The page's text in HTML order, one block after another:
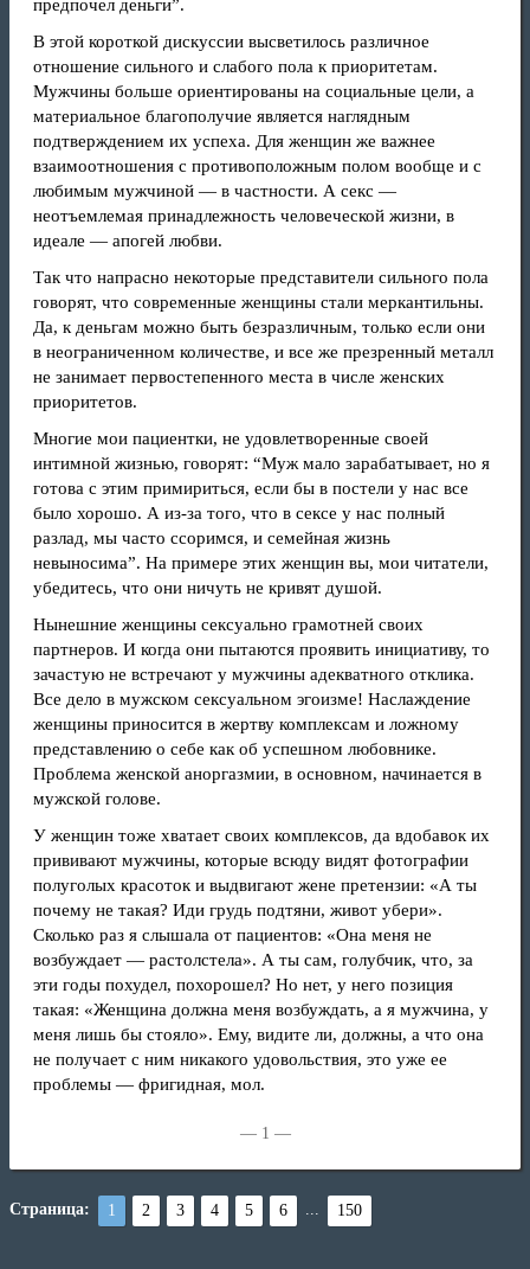
предпочел деньги”.
В этой короткой дискуссии высветилось различное
отношение сильного и слабого пола к приоритетам.
Мужчины больше ориентированы на социальные цели, а
материальное благополучие является наглядным
подтверждением их успеха. Для женщин же важнее
взаимоотношения с противоположным полом вообще и с
любимым мужчиной — в частности. А секс —
неотъемлемая принадлежность человеческой жизни, в
идеале — апогей любви.
Так что напрасно некоторые представители сильного пола
говорят, что современные женщины стали меркантильны.
Да, к деньгам можно быть безразличным, только если они
в неограниченном количестве, и все же презренный металл
не занимает первостепенного места в числе женских
приоритетов.
Многие мои пациентки, не удовлетворенные своей
интимной жизнью, говорят: “Муж мало зарабатывает, но я
готова с этим примириться, если бы в постели у нас все
было хорошо. А из-за того, что в сексе у нас полный
разлад, мы часто ссоримся, и семейная жизнь
невыносима”. На примере этих женщин вы, мои читатели,
убедитесь, что они ничуть не кривят душой.
Нынешние женщины сексуально грамотней своих
партнеров. И когда они пытаются проявить инициативу, то
зачастую не встречают у мужчины адекватного отклика.
Все дело в мужском сексуальном эгоизме! Наслаждение
женщины приносится в жертву комплексам и ложному
представлению о себе как об успешном любовнике.
Проблема женской аноргазмии, в основном, начинается в
мужской голове.
У женщин тоже хватает своих комплексов, да вдобавок их
прививают мужчины, которые всюду видят фотографии
полуголых красоток и выдвигают жене претензии: «А ты
почему не такая? Иди грудь подтяни, живот убери».
Сколько раз я слышала от пациентов: «Она меня не
возбуждает — растолстела». А ты сам, голубчик, что, за
эти годы похудел, похорошел? Но нет, у него позиция
такая: «Женщина должна меня возбуждать, а я мужчина, у
меня лишь бы стояло». Ему, видите ли, должны, а что она
не получает с ним никакого удовольствия, это уже ее
проблемы — фригидная, мол.
— 1 —
Страница: 1 2 3 4 5 6 ... 150